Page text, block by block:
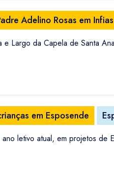
Adelino Rosas em Infias
Largo da Capela de Santa
em Esposende
letivo atual, em projetos de